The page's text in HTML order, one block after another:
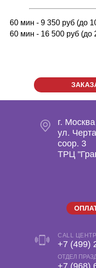
60 мин - 9 350 руб (до
60 мин - 16 500 руб (до
г. Москва
ул.
coop. 3
ТРЦ
+7 (499)
‎+7 (968)
ОТДЕЛ
CALL ЦЕНТР